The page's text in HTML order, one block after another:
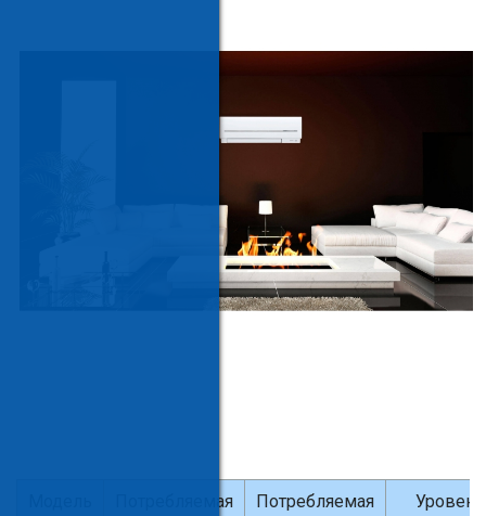
Потребляемая
Потребляемая
Уровень